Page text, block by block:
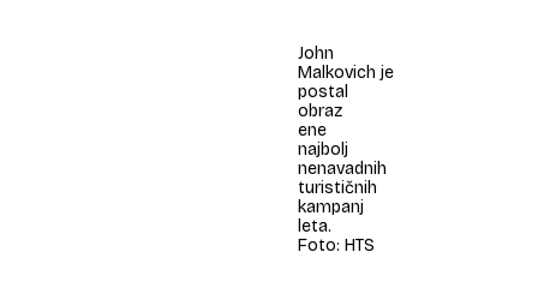
John
Malkovich je
postal
obraz
ene
najbolj
nenavadnih
turističnih
kampanj
leta.
Foto: HTS